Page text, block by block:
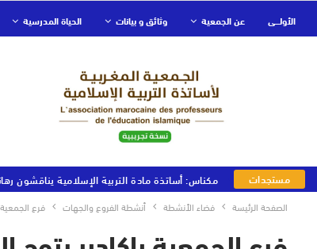
مستجدات
الجمعية
مكناس: أساتذة مادة التربية الإسلامية يناقشون
الأولـــى عن الجمعية وثائق و بيانات الحياة المدرسية
الصفحة الرئيسة فضاء الأنشطة أنشطة الفروع والجهات فرع